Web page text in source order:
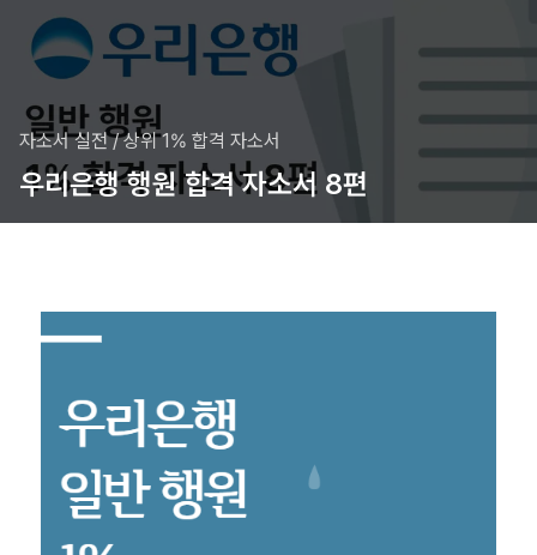
자소서 실전/상위 1% 합격 자소서
우리은행 행원 합격 자소서 8편